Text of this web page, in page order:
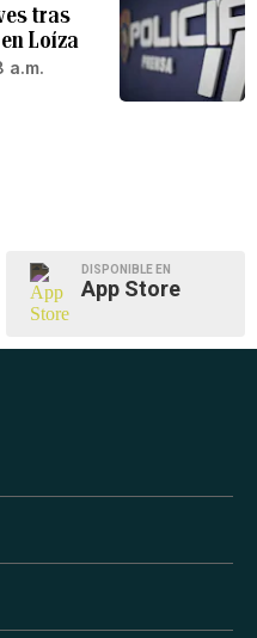
tras
Loíza
a.m.
DISPONIBLE EN
App Store